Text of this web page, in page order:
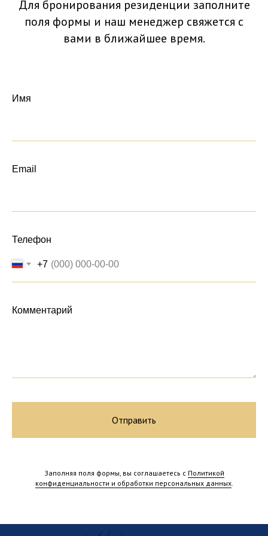
Для бронирования резиденции заполните
поля формы и наш менеджер свяжется с
вами в ближайшее время.
Имя
Email
Телефон
+7
Комментарий
Отправить
Заполняя поля формы, вы соглашаетесь с Политикой
конфиденциальности и обработки персональных данных.